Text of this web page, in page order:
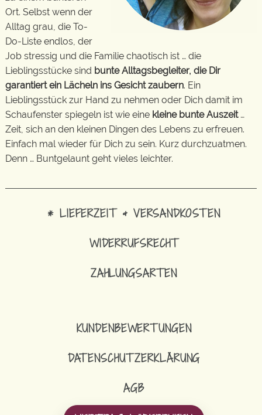
Ort. Selbst wenn der
Alltag grau, die To-
Do-Liste endlos, der
Job stressig und die Familie chaotisch ist … die
Lieblingsstücke sind bunte Alltagsbegleiter, die Dir
garantiert ein Lächeln ins Gesicht zaubern. Ein
Lieblingsstück zur Hand zu nehmen oder Dich damit im
Schaufenster spiegeln ist wie eine kleine bunte Auszeit…
Zeit, sich an den kleinen Dingen des Lebens zu erfreuen.
Einfach mal wieder für Dich zu sein. Kurz durchzuatmen.
Denn … Buntgelaunt geht vieles leichter.
* LIEFERZEIT & VERSANDKOSTEN
WIDERRUFSRECHT
ZAHLUNGSARTEN
KUNDENBEWERTUNGEN
DATENSCHUTZERKLÄRUNG
AGB